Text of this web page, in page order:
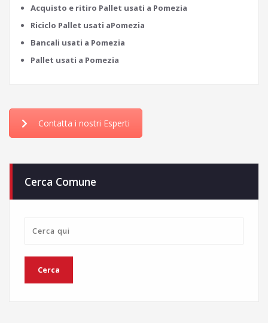
Acquisto e ritiro Pallet usati a Pomezia
Riciclo Pallet usati aPomezia
Bancali usati a Pomezia
Pallet usati a Pomezia
Contatta i nostri Esperti
Cerca Comune